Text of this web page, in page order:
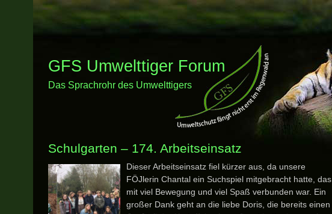
GFS Umwelttiger Forum
Das Sprachrohr des Umwelttigers
Schulgarten – 174. Arbeitseinsatz
Dieser Arbeitseinsatz fiel kürzer aus, da unsere
FÖJlerin Chantal ein Suchspiel mitgebracht hatte, das
mit viel Bewegung und viel Spaß verbunden war. Ein
großer Dank geht an die liebe Doris, die bereits einen